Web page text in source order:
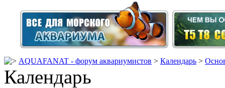
AQUAFANAT - форум аквариумистов > Календарь >
Календарь